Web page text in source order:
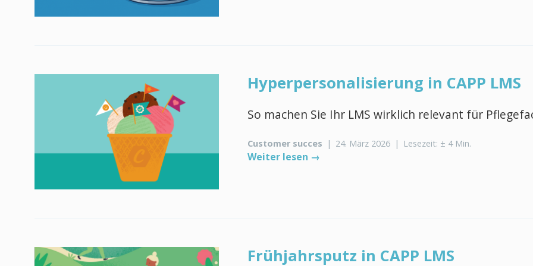
Hyperpersonalisierung in CAPP LMS
So machen Sie Ihr LMS wirklich relevant für
Customer succes | 24. März 2026 | Lesezeit: ± 4 Min.
Weiter lesen →
Frühjahrsputz in CAPP LMS